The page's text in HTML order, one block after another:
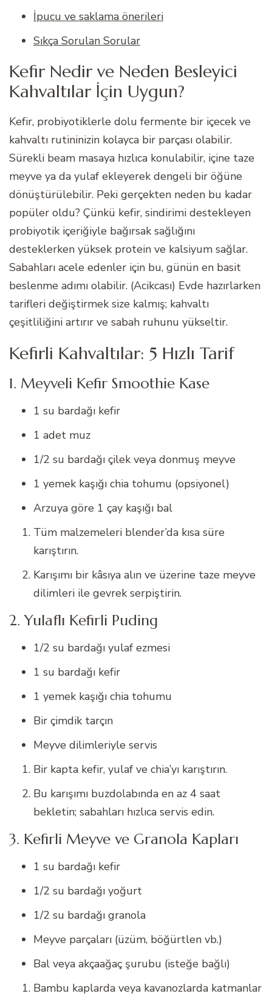
İpucu ve saklama önerileri
Sıkça Sorulan Sorular
Kefir Nedir ve Neden Besleyici
Kahvaltılar İçin Uygun?
Kefir, probiyotiklerle dolu fermente bir içecek ve
kahvaltı rutininizin kolayca bir parçası olabilir.
Sürekli beam masaya hızlıca konulabilir, içine taze
meyve ya da yulaf ekleyerek dengeli bir öğüne
dönüştürülebilir. Peki gerçekten neden bu kadar
popüler oldu? Çünkü kefir, sindirimi destekleyen
probiyotik içeriğiyle bağırsak sağlığını
desteklerken yüksek protein ve kalsiyum sağlar.
Sabahları acele edenler için bu, günün en basit
beslenme adımı olabilir. (Acikcası) Evde hazırlarken
tarifleri değiştirmek size kalmış; kahvaltı
çeşitliliğini artırır ve sabah ruhunu yükseltir.
Kefirli Kahvaltılar: 5 Hızlı Tarif
1. Meyveli Kefir Smoothie Kase
1 su bardağı kefir
1 adet muz
1/2 su bardağı çilek veya donmuş meyve
1 yemek kaşığı chia tohumu (opsiyonel)
Arzuya göre 1 çay kaşığı bal
Tüm malzemeleri blender’da kısa süre
karıştırın.
Karışımı bir kâsıya alın ve üzerine taze meyve
dilimleri ile gevrek serpiştirin.
2. Yulaflı Kefirli Puding
1/2 su bardağı yulaf ezmesi
1 su bardağı kefir
1 yemek kaşığı chia tohumu
Bir çimdik tarçın
Meyve dilimleriyle servis
Bir kapta kefir, yulaf ve chia’yı karıştırın.
Bu karışımı buzdolabında en az 4 saat
bekletin; sabahları hızlıca servis edin.
3. Kefirli Meyve ve Granola Kapları
1 su bardağı kefir
1/2 su bardağı yoğurt
1/2 su bardağı granola
Meyve parçaları (üzüm, böğürtlen vb.)
Bal veya akçaağaç şurubu (isteğe bağlı)
Bambu kaplarda veya kavanozlarda katmanlar